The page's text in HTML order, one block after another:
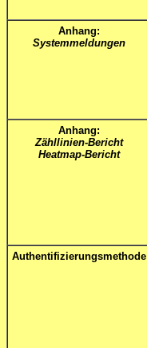
Anhang:
Systemmeldungen
Anhang:
Zähllinien-Bericht
Heatmap-Bericht
Authentifizierungsmethode